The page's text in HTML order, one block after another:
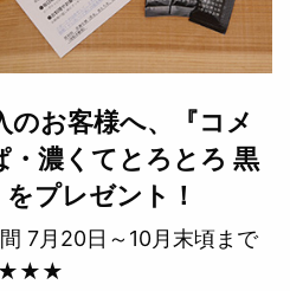
お客様へ、『コメ
濃くてとろとろ 黒
プレゼント！
7月20日～10月末頃まで
★★★